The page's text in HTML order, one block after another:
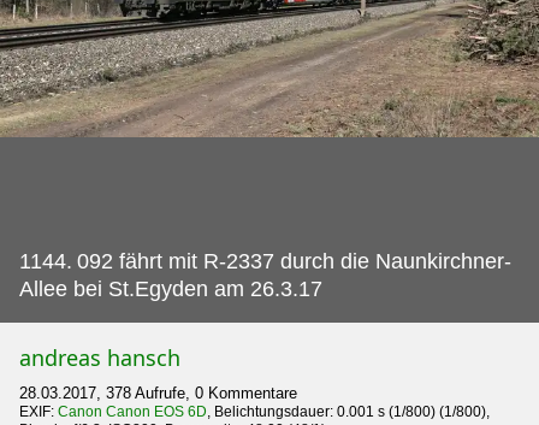
1144. 092 fährt mit R-2337 durch die Naunkirchner-
Allee bei St.Egyden am 26.3.17
andreas hansch
28.03.2017, 378 Aufrufe, 0 Kommentare
EXIF: Canon Canon EOS 6D, Belichtungsdauer: 0.001 s (1/800) (1/800),